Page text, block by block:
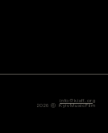
2026 ⓒ KyivMusicFilm
info@kisff.org